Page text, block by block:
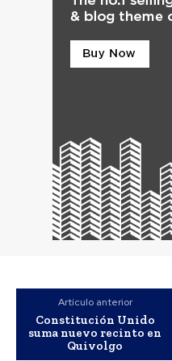
Artículo anterior
Constitución Unido
suma nuevo recinto en
Quivolgo